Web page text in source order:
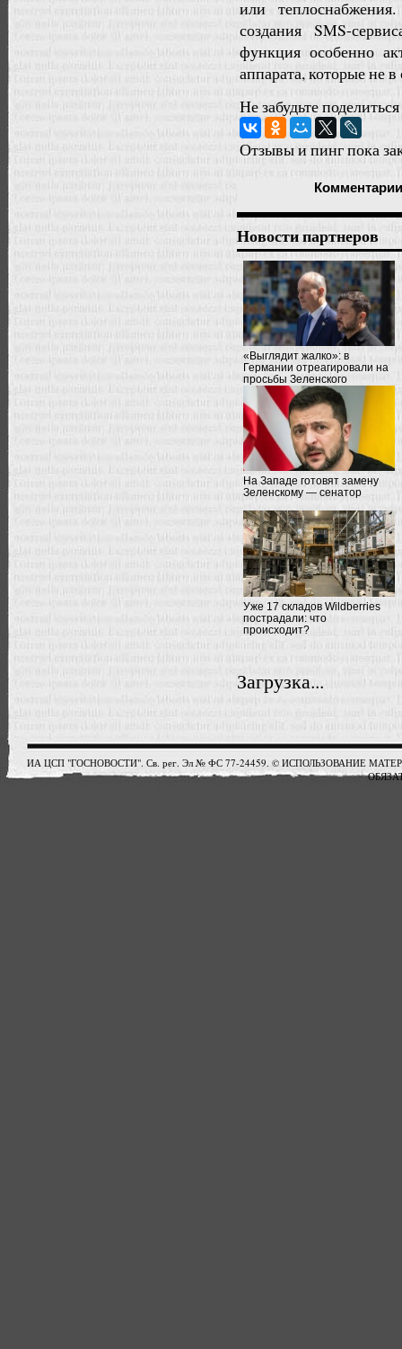
или
создания SMS-
функция особенно
аппарата, которые не
Не забудьте
Отзывы и пинг пока
Комментарии
Новости партнеров
«Выглядит жалко»: в
Германии отреагировали на
просьбы Зеленского
На Западе готовят замену
Зеленскому — сенатор
Уже 17 складов Wildberries
пострадали: что
происходит?
Загрузка...
ИА ЦСП "ГОСНОВОСТИ". Св. рег. Эл № ФС 77-24459. © ИСПОЛЬЗОВАНИЕ